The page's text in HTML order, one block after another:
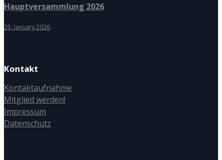
Hauptversammlung 2026
25. January 2026
Kontakt
Kontaktaufnahme
Mitglied werden!
Impressum
Datenschutz